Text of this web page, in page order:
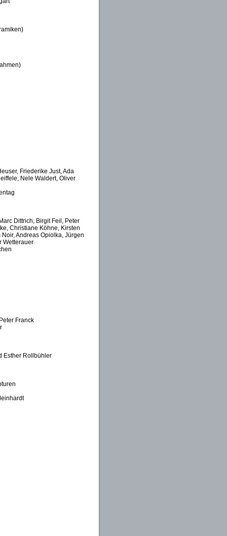
Friederike Just, Ada
Nele Waldert, Oliver
Dittrich, Birgit Feil, Peter
Christiane Köhne, Kirsten
Andreas Opiolka, Jürgen
Wetterauer
Franck
Esther Rollbühler